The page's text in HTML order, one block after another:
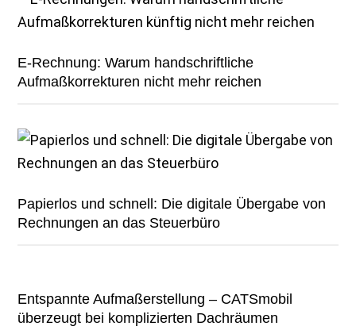
E-Rechnung: Warum handschriftliche
Aufmaßkorrekturen nicht mehr reichen
Papierlos und schnell: Die digitale Übergabe von
Rechnungen an das Steuerbüro
Entspannte Aufmaßerstellung – CATSmobil
überzeugt bei komplizierten Dachräumen